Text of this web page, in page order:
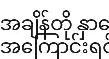
အချိန်တို နှာ
အကြောင်းရ